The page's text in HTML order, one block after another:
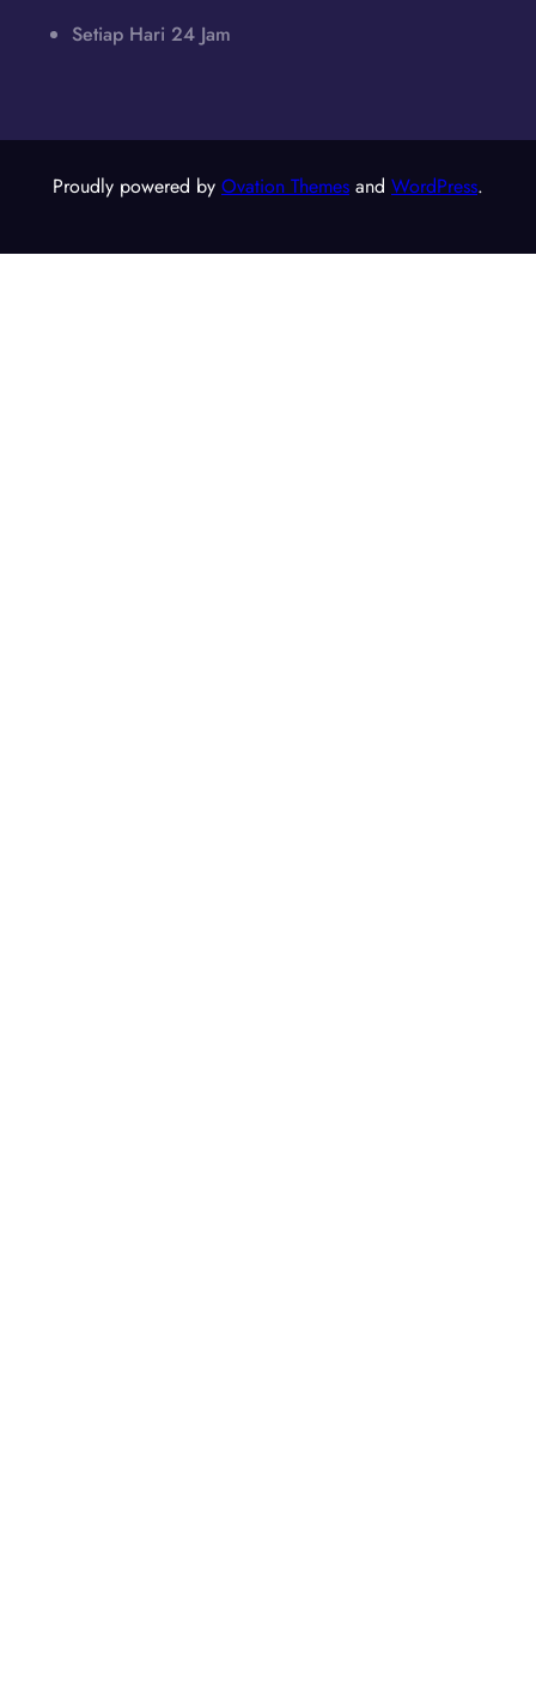
Setiap Hari 24 Jam
Proudly powered by Ovation Themes and WordPress.